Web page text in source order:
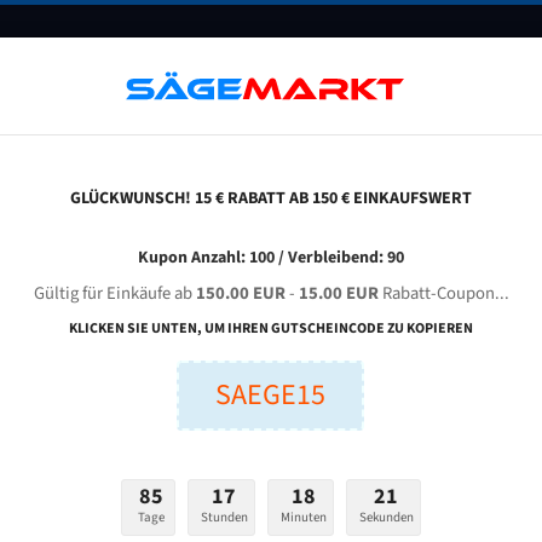
FAQ GUTSCHEINE BLOG KONTAKT
WAGNER WPB 340 A für 5270 mm Bi-Metall Bandsägeblätter
Breite (mm):
GLÜCKWUNSCH! 15 € RABATT AB 150 € EINKAUFSWERT
Kupon Anzahl: 100 / Verbleibend: 90
Gültig für Einkäufe ab150.00 EUR- 15.00 EURRabatt-Coupon...
KLICKEN SIE UNTEN, UM IHREN GUTSCHEINCODE ZU KOPIEREN
SAEGE15
85
Tage
17
Stunden
18
Minuten
20
Sekunden